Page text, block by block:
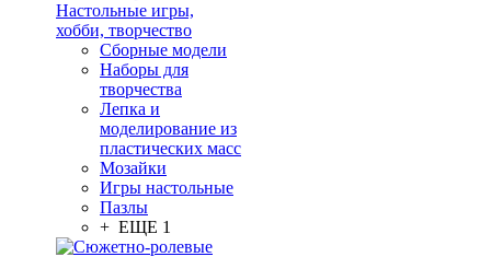
Настольные игры,
хобби, творчество
Сборные модели
Наборы для
творчества
Лепка и
моделирование из
пластических масс
Мозайки
Игры настольные
Пазлы
+ ЕЩЕ 1